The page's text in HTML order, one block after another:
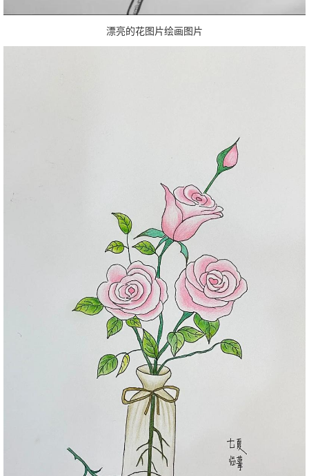
漂亮的花图片绘画图片